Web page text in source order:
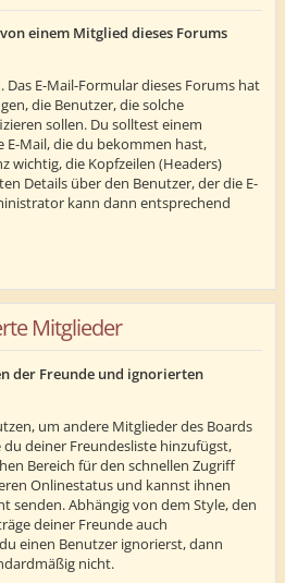
einem Mitglied dieses Forums
Das E-Mail-Formular dieses Forums hat
die Benutzer, die solche
sollen. Du solltest einem
Mail, die du bekommen hast,
wichtig, die Kopfzeilen (Headers)
Details über den Benutzer, der die E-
kann dann entsprechend
Mitglieder
der Freunde und ignorierten
um andere Mitglieder des Boards
deiner Freundesliste hinzufügst,
Bereich für den schnellen Zugriff
Onlinestatus und kannst ihnen
senden. Abhängig von dem Style, den
deiner Freunde auch
einen Benutzer ignorierst, dann
nicht.